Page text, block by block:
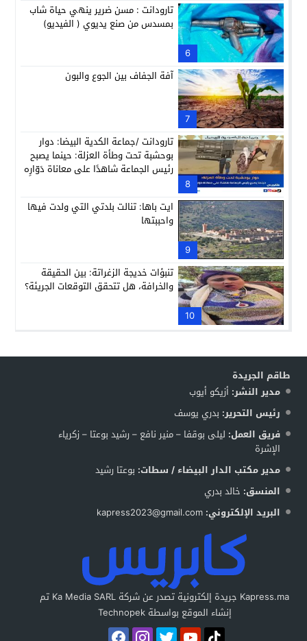
6
تارودانت : مسن ضرير ينهي حياة شاب
بمسدس من صنع يديوي ( الفيديو)
7
آفة الجفاف بين الجوع والبون
8
تارودانت /جماعة الكدية البيضا: دوار
بوحشبة تحت وطأة العزلة: حينما يصبح
رئيس الجماعة شاهدًا على معاناة دَوّارِه
9
ايت باها: تنالت بلدتي التي ولدت فيها
واحببتها
10
تنبؤات خديجة الزغراتة: بين الحقيقة
والخرافة، هل تتحقق التوقعات الجريئة؟
طاقم الجريدة
مدير النشر: أزيكو أيوب
رئيس التحرير: بدري يوسف
فريق العمل: ليلى بوقفا – منير نافع – رشيد بوعتا – زكرياء
الإشرة
مدير مكتب الدار البيضاء / سطات: بوعتا رشيد
المنسق: خالد بدري
البريد الإلكتروني: kapress2023@gmail.com
Kapress.ma جريدة إلكترونية تصدر عن شركة Ka Media SARL تم
إنشاء الموقع بواسطة Technopek